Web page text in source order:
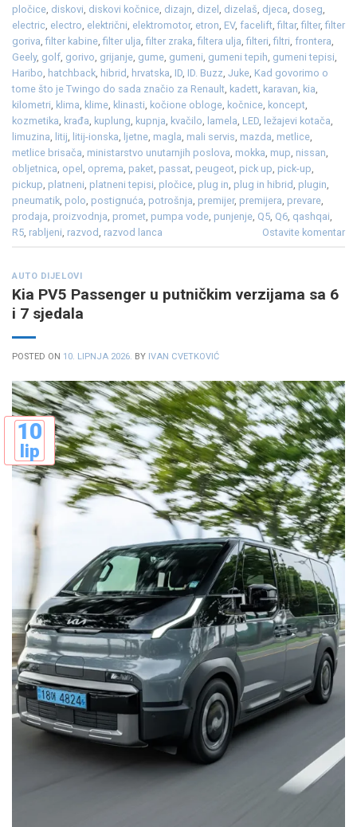
pločice diskovi diskovi kočnice dizajn dizel dizelaš djeca doseg
electric electro električni elektromotor, etron EV, facelift ,filtar,filter,filter
goriva ,filter kabine ,filter ulja ,filter zraka ,filtera ulja ,filteri ,filtri frontera
Geely, golf gorivo grijanje gume gumeni gumeni tepih gumeni tepisi
Haribo hatchback hibrid hrvatska ID ID. Buzz Juke Kad govorimo o
tome što je Twingo do sada značio za Renault kadett karavan kia
kilometri klima klime klinasti kočione obloge kočnice koncept
kozmetika krađa kuplung kupnja kvačilo lamela LED ležajevi kotača
limuzina litij litij-ionska ljetne magla mali servis mazda metlice
metlice brisača ministarstvo unutarnjih poslova mokka mup nissan
obljetnica opel oprema paket passat peugeot pick up pick-up
pickup platneni platneni tepisi pločice plug in plug in hibrid plugin
pneumatik polo postignuća potrošnja premijer, premijera prevare
prodaja proizvodnja promet pumpa vode punjenje Q5 Q6 qashqai
R5 rabljeni razvod razvod lanca Ostavite komentar
AUTO DIJELOVI
Kia PV5 Passenger u putničkim verzijama sa 6
i 7 sjedala
POSTED ON 10. LIPNJA 2026. BY IVAN CVETKOVIĆ
10
lip